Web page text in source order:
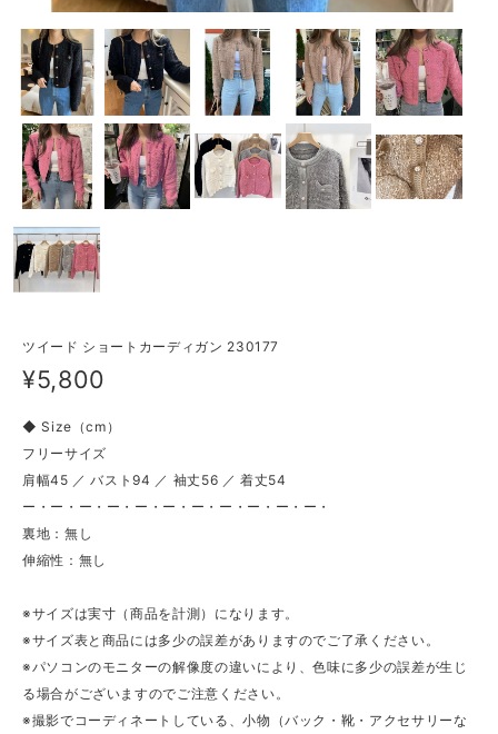
ツイード ショートカーディガン 230177
¥5,800
◆ Size（cm）
フリーサイズ
肩幅45 ／ バスト94 ／ 袖丈56 ／ 着丈54
ー・ー・ー・ー・ー・ー・ー・ー・ー・ー・ー・
裏地：無し
伸縮性：無し
※サイズは実寸（商品を計測）になります。
※サイズ表と商品には多少の誤差がありますのでご了承ください。
※パソコンのモニターの解像度の違いにより、色味に多少の誤差が生じ
る場合がございますのでご注意ください。
※撮影でコーディネートしている、小物（バック・靴・アクセサリーな